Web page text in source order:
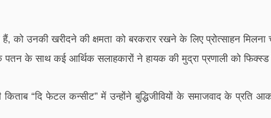
को उनकी खरीदने की क्षमता को बरकरार रखने के लिए प्रोत्साहन
पतन के साथ कई आर्थिक सलाहकारों ने हायक की मुद्रा प्रणाली को
“दि फेटल कन्सीट” में उन्होंने बुद्धिजीवियों के समाजवाद के प्रति